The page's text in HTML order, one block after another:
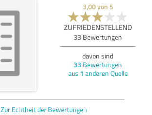
3,00von 5
ZUFRIEDENSTELLEND
33 Bewertungen
davon sind
33 Bewertungen
aus 1 anderen Quelle
Zur Echtheit der Bewertungen